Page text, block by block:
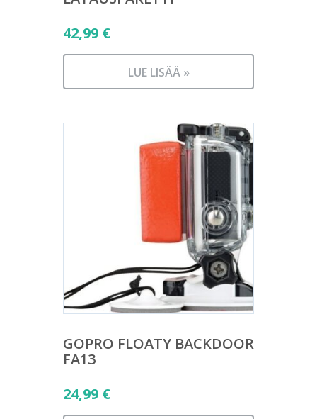
42,99 €
LUE LISÄÄ »
GOPRO FLOATY BACKDOOR
FA13
24,99 €